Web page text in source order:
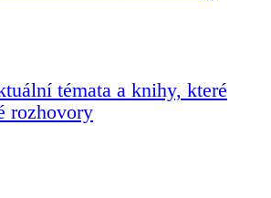
témata a knihy, které
rozhovory